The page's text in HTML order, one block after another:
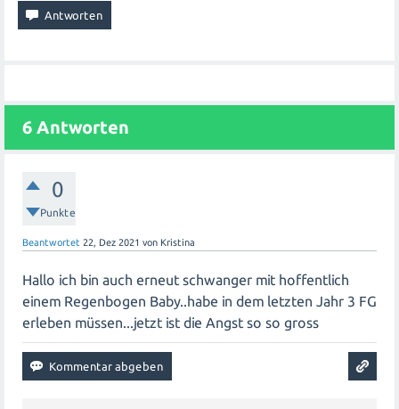
6 Antworten
0
Punkte
Beantwortet 22, Dez 2021 von Kristina
Hallo ich bin auch erneut schwanger mit hoffentlich
einem Regenbogen Baby..habe in dem letzten Jahr 3 FG
erleben müssen...jetzt ist die Angst so so gross